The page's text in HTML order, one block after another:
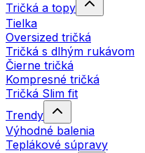
Tričká a topy
Tielka
Oversized tričká
Tričká s dlhým rukávom
Čierne tričká
Kompresné tričká
Tričká Slim fit
Trendy
Výhodné balenia
Teplákové súpravy